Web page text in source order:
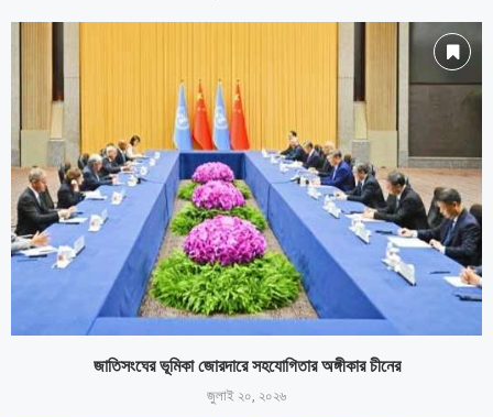
জাতিসংঘের ভূমিকা জোরদারে সহযোগিতার অঙ্গীকার চীনের
জুলাই ২০, ২০২৬